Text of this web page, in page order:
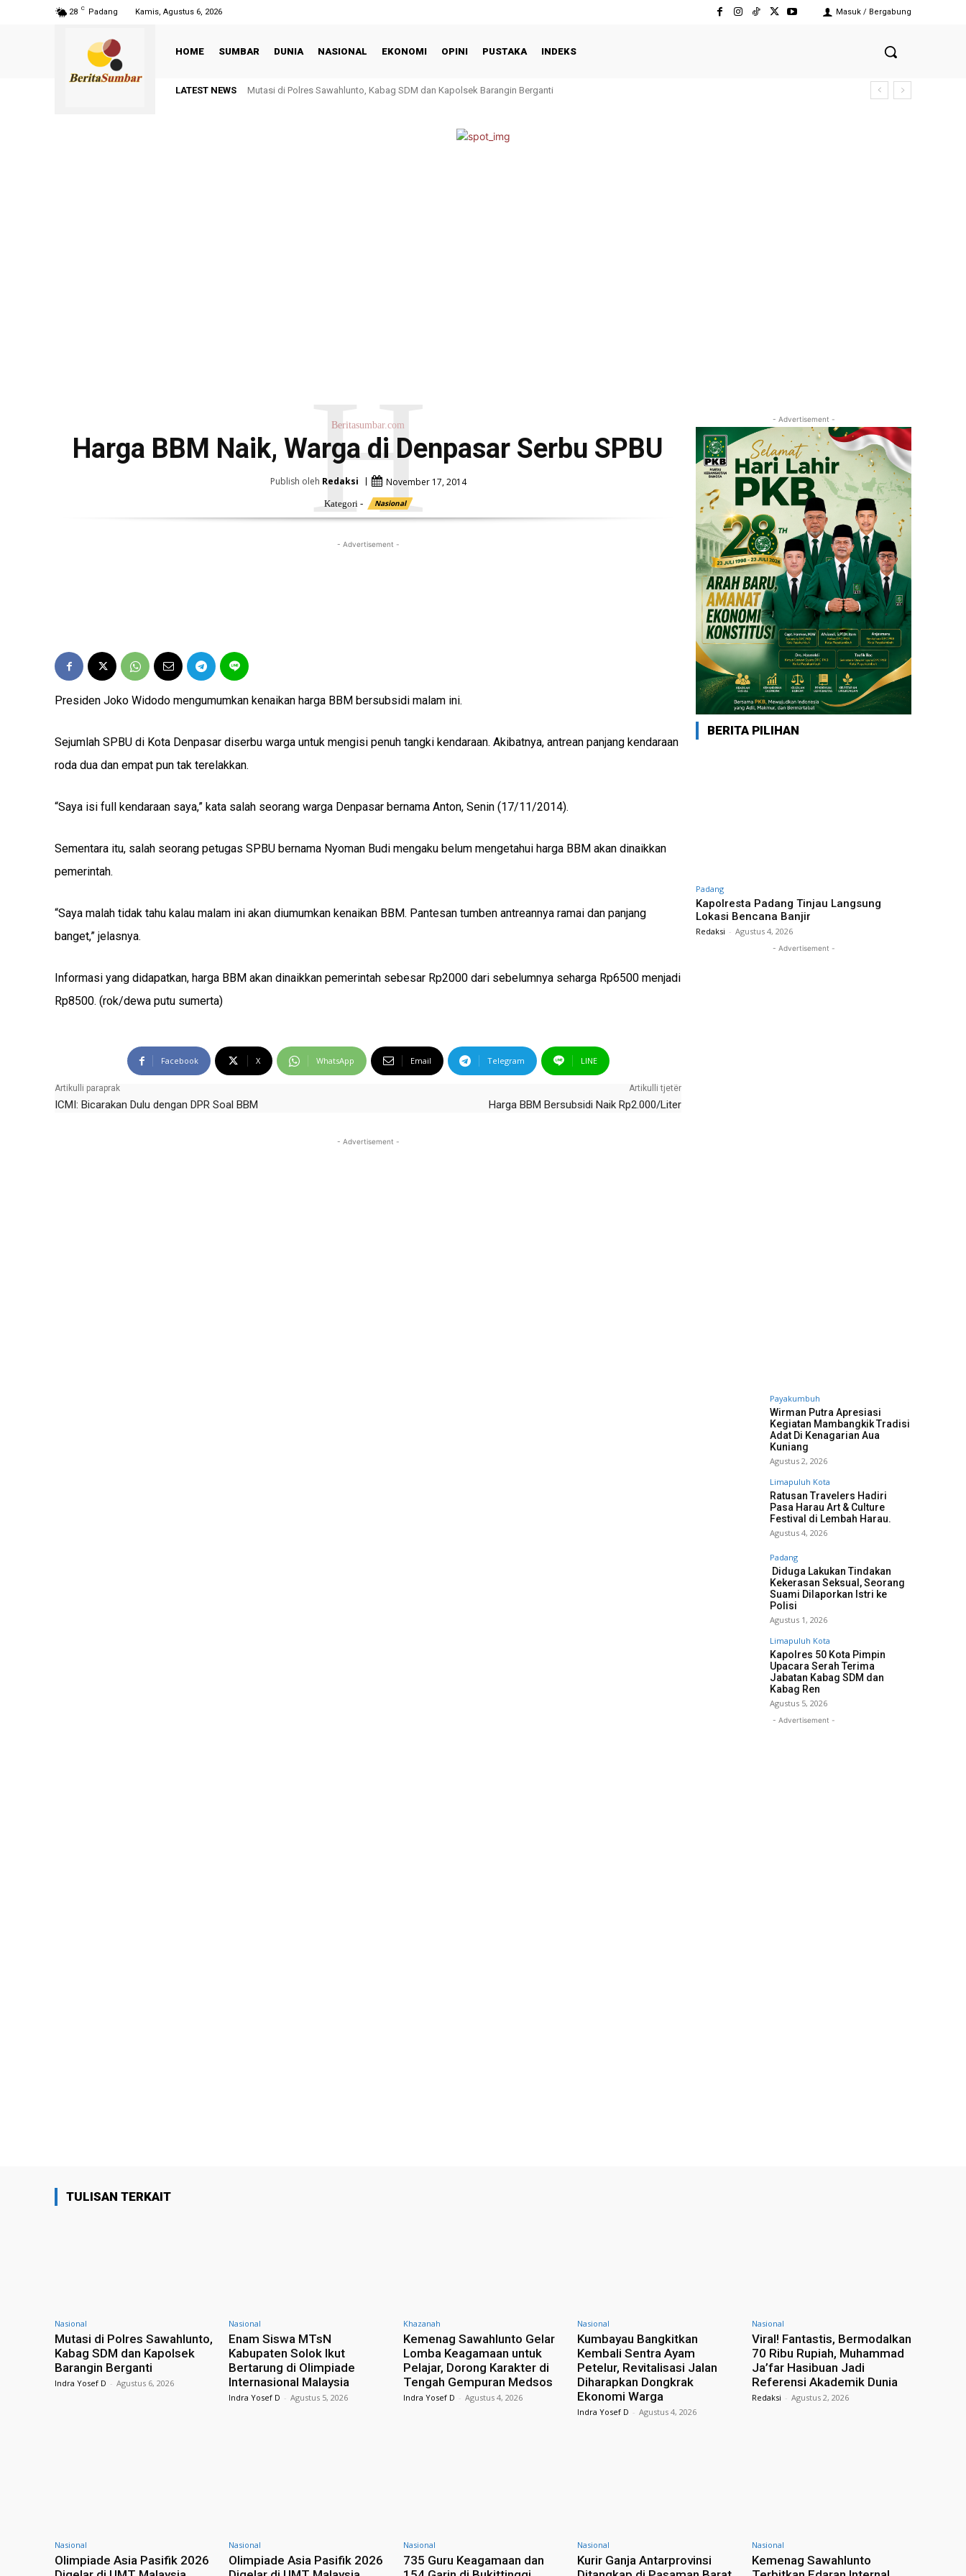
28 C Padang Kamis, Agustus 6, 2026 Masuk / Bergabung
HOME SUMBAR DUNIA NASIONAL EKONOMI OPINI PUSTAKA INDEKS
LATEST NEWS Mutasi di Polres Sawahlunto, Kabag SDM dan Kapolsek Barangin Berganti
Beritasumbar.com
Harga BBM Naik, Warga di Denpasar Serbu SPBU
H
Publish oleh Redaksi November 17, 2014
Kategori - Nasional
- Advertisement -
Presiden Joko Widodo mengumumkan kenaikan harga BBM bersubsidi malam ini.
Sejumlah SPBU di Kota Denpasar diserbu warga untuk mengisi penuh tangki kendaraan. Akibatnya, antrean panjang kendaraan
roda dua dan empat pun tak terelakkan.
“Saya isi full kendaraan saya,” kata salah seorang warga Denpasar bernama Anton, Senin (17/11/2014).
Sementara itu, salah seorang petugas SPBU bernama Nyoman Budi mengaku belum mengetahui harga BBM akan dinaikkan
pemerintah.
“Saya malah tidak tahu kalau malam ini akan diumumkan kenaikan BBM. Pantesan tumben antreannya ramai dan panjang
banget,” jelasnya.
Informasi yang didapatkan, harga BBM akan dinaikkan pemerintah sebesar Rp2000 dari sebelumnya seharga Rp6500 menjadi
Rp8500. (rok/dewa putu sumerta)
Facebook X WhatsApp Email Telegram LINE
Artikulli paraprak
ICMI: Bicarakan Dulu dengan DPR Soal BBM
Artikulli tjetër
Harga BBM Bersubsidi Naik Rp2.000/Liter
- Advertisement -
- Advertisement -
BERITA PILIHAN
Padang
Kapolresta Padang Tinjau Langsung
Lokasi Bencana Banjir
Redaksi - Agustus 4, 2026
- Advertisement -
Payakumbuh
Wirman Putra Apresiasi
Kegiatan Mambangkik Tradisi
Adat Di Kenagarian Aua
Kuniang
Agustus 2, 2026
Limapuluh Kota
Ratusan Travelers Hadiri
Pasa Harau Art & Culture
Festival di Lembah Harau.
Agustus 4, 2026
Padang
Diduga Lakukan Tindakan
Kekerasan Seksual, Seorang
Suami Dilaporkan Istri ke
Polisi
Agustus 1, 2026
Limapuluh Kota
Kapolres 50 Kota Pimpin
Upacara Serah Terima
Jabatan Kabag SDM dan
Kabag Ren
Agustus 5, 2026
- Advertisement -
TULISAN TERKAIT
Nasional
Mutasi di Polres Sawahlunto,
Kabag SDM dan Kapolsek
Barangin Berganti
Indra Yosef D - Agustus 6, 2026
Nasional
Enam Siswa MTsN
Kabupaten Solok Ikut
Bertarung di Olimpiade
Internasional Malaysia
Indra Yosef D - Agustus 5, 2026
Khazanah
Kemenag Sawahlunto Gelar
Lomba Keagamaan untuk
Pelajar, Dorong Karakter di
Tengah Gempuran Medsos
Indra Yosef D - Agustus 4, 2026
Nasional
Kumbayau Bangkitkan
Kembali Sentra Ayam
Petelur, Revitalisasi Jalan
Diharapkan Dongkrak
Ekonomi Warga
Indra Yosef D - Agustus 4, 2026
Nasional
Viral! Fantastis, Bermodalkan
70 Ribu Rupiah, Muhammad
Ja’far Hasibuan Jadi
Referensi Akademik Dunia
Redaksi - Agustus 2, 2026
Nasional
Olimpiade Asia Pasifik 2026
Nasional
Olimpiade Asia Pasifik 2026
Nasional
735 Guru Keagamaan dan
Nasional
Kurir Ganja Antarprovinsi
Nasional
Kemenag Sawahlunto